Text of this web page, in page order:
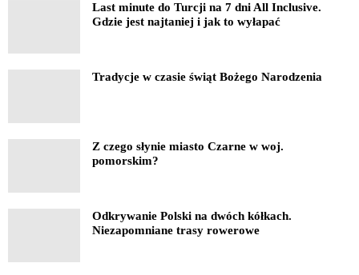
Last minute do Turcji na 7 dni All Inclusive.
Gdzie jest najtaniej i jak to wyłapać
Tradycje w czasie świąt Bożego Narodzenia
Z czego słynie miasto Czarne w woj.
pomorskim?
Odkrywanie Polski na dwóch kółkach.
Niezapomniane trasy rowerowe